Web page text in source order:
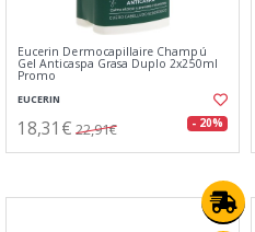
Eucerin Dermocapillaire Champú
Gel Anticaspa Grasa Duplo 2x250ml
Promo
EUCERIN
18,31€ 22,91€ - 20%